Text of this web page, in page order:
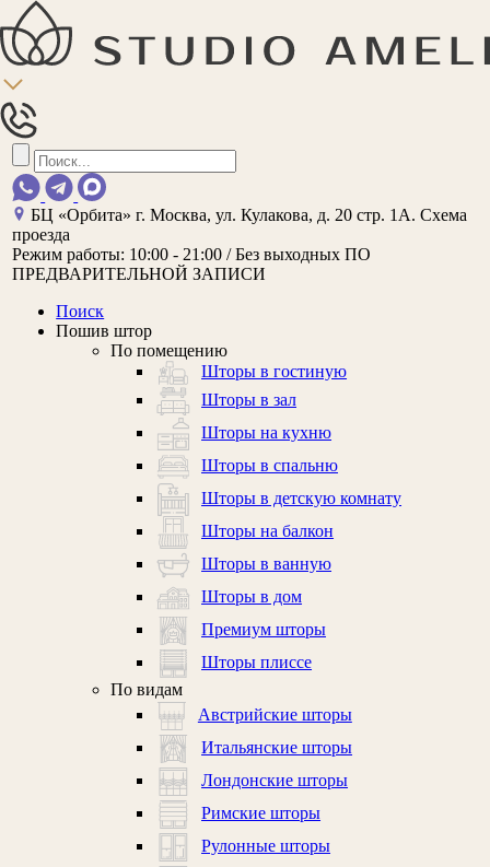
БЦ «Орбита»г. Москва, ул. Кулакова, д. 20 стр. 1А. Схема
проезда
Режим работы: 10:00 - 21:00 / Без выходных ПО
ПРЕДВАРИТЕЛЬНОЙ ЗАПИСИ
Поиск
Пошив штор
По помещению
Шторы в гостиную
Шторы в зал
Шторы на кухню
Шторы в спальню
Шторы в детскую комнату
Шторы на балкон
Шторы в ванную
Шторы в дом
Премиум шторы
Шторы плиссе
По видам
Австрийские шторы
Итальянские шторы
Лондонские шторы
Римские шторы
Рулонные шторы